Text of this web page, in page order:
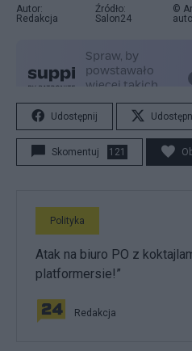
Autor:
Redakcja
Źródło:
Salon24
©
Udostępnij
Skomentuj 121
Polityka
Atak na biuro PO z
platformersie!”
Redakcja